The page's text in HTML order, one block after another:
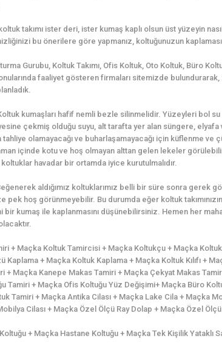
takımı ister deri, ister kumaş kaplı olsun üst yüzeyin
bu önerilere göre yapmanız, koltuğunuzun
Gurubu, Koltuk Takımı, Ofis Koltuk, Oto Koltuk, Büro
faaliyet gösteren firmaları sitemizde
kumaşları hafif nemli bezle silinmelidir. Yüzeyleri bol su
çekmiş olduğu suyu, alt tarafta yer alan süngere,
tahliye olamayacağı ve buharlaşamayacağı için küflenme
içinde kotu ve hoş olmayan alttan gelen lekeler
havadar bir ortamda iyice kurutulmalıdır.
aldığımız koltuklarımız belli bir süre sonra gerek
pek hoş görünmeyebilir. Bu durumda eğer koltuk
bir kumaş ile kaplanmasını düşünebilirsiniz. Hemen her
+ Maçka Koltuk Tamircisi + Maçka Koltukçu + Maçka
Kaplama + Maçka Koltuk Kaplama + Maçka Koltuk Kılıfı +
+ Maçka Kanepe Makas Tamiri + Maçka Çekyat Makas
Tamiri + Maçka Ofis Koltuğu Yüz Değişimi+ Maçka Büro
Tamiri + Maçka Antika Cilası + Maçka Lake Cila + Maçka
Cilası + Maçka Özel Ölçü Ray Dolap + Maçka Özel
+ Maçka Hastane Koltuğu + Maçka Tek Kişilik Yataklı